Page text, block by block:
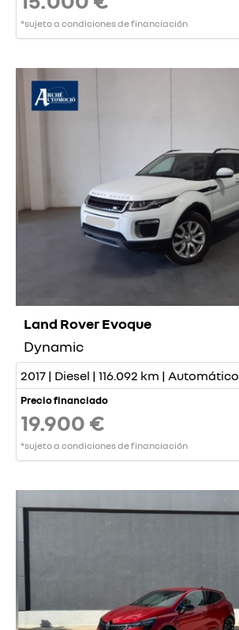
*sujeto a condiciones de financiación
Land Rover Evoque
Dynamic
2017 | Diesel | 116.092 km | Automático
Precio financiado
19.900 €
*sujeto a condiciones de financiación